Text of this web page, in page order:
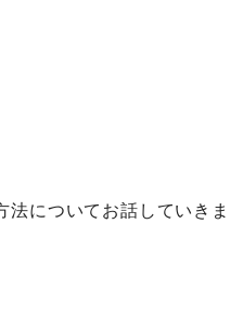
についてお話していきま